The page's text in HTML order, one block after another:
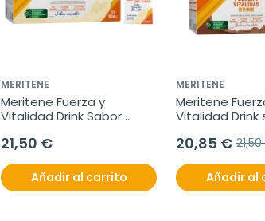
MERITENE
Meritene Fuerza y
Vitalidad Drink Sabor
21,50 €
Añadir al carrito
MERITENE
Meritene
Vitalidad Drink
20,85 €
Añadir al